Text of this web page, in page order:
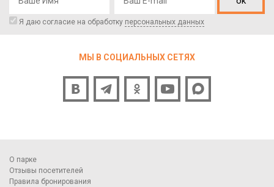
Я даю согласие на обработку персональных данных
МЫ В СОЦИАЛЬНЫХ СЕТЯХ
О парке
Отзывы посетителей
Правила бронирования